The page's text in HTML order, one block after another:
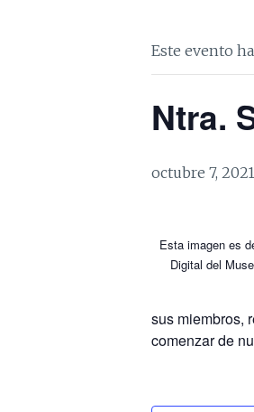
Este evento
Ntra.
octubre 7, 2021
Esta imagen es
Digital del
sus miembros,
comenzar de